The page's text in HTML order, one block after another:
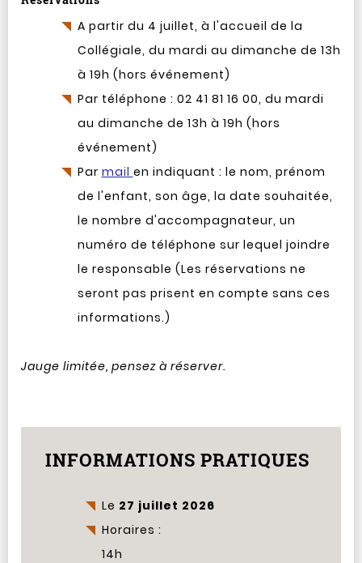
A partir du 4 juillet, à l'accueil de la
Collégiale, du mardi au dimanche de 13h
à 19h (hors événement)
Par téléphone : 02 41 81 16 00, du mardi
au dimanche de 13h à 19h (hors
événement)
Par mail en indiquant : le nom, prénom
de l'enfant, son âge, la date souhaitée,
le nombre d'accompagnateur, un
numéro de téléphone sur lequel joindre
le responsable (Les réservations ne
seront pas prisent en compte sans ces
informations.)
Jauge limitée, pensez à réserver.
INFORMATIONS PRATIQUES
Le 27 juillet 2026
Horaires :
14h